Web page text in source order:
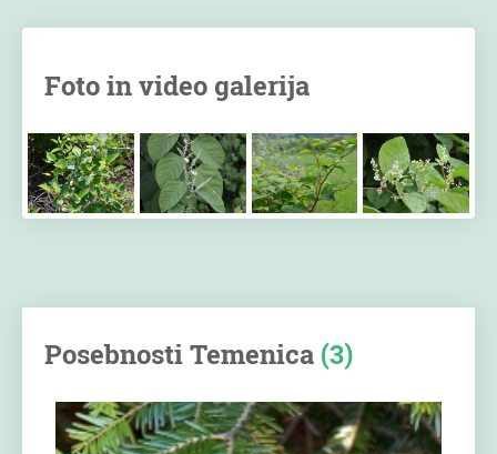
Foto in video galerija
Posebnosti Temenica (3)